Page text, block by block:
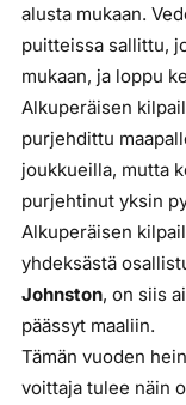
alusta mukaan.
puitteissa sallittu,
mukaan, ja loppu
Alkuperäisen
purjehdittu
joukkueilla, mutta
purjehtinut yksin
Alkuperäisen
yhdeksästä
Johnston, on siis
päässyt maaliin.
Tämän vuoden
voittaja tulee näin